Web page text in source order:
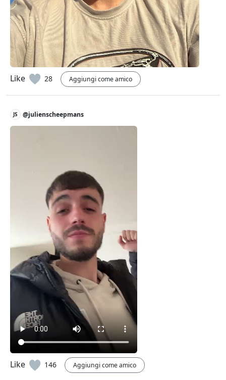
Like 28 Aggiungi come amico
JS @julienscheepmans
Like 146 Aggiungi come amico